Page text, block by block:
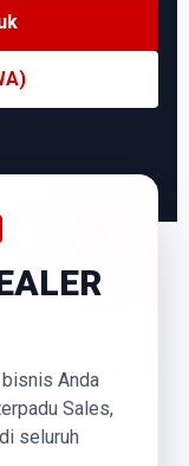
Anda
Sales,
seluruh